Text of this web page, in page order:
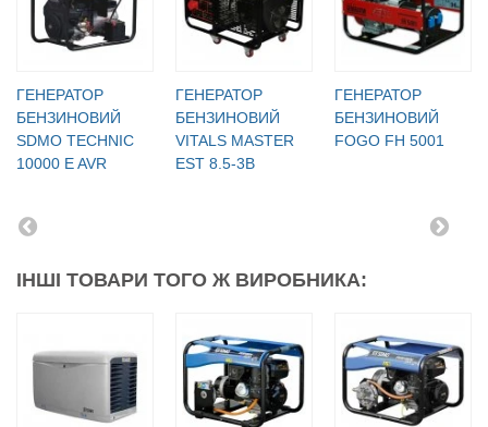
ГЕНЕРАТОР
БЕНЗИНОВИЙ
SDMO TECHNIC
10000 E AVR
ГЕНЕРАТОР
БЕНЗИНОВИЙ
VITALS MASTER
EST 8.5-3B
ГЕНЕРАТОР
БЕНЗИНОВИЙ
FOGO FH 5001
ІНШІ ТОВАРИ ТОГО Ж ВИРОБНИКА: